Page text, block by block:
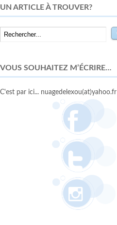
UN ARTICLE À TROUVER?
VOUS SOUHAITEZ M’ÉCRIRE…
C'est par ici... nuagedelexou(at)yahoo.fr